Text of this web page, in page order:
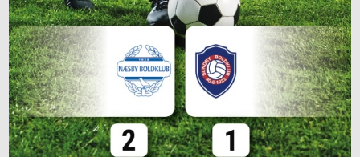
Navn
Jeg vil gerne modtage et nyhedsoverblik, samt
relevante tilbud og brugerfordele på mail. Det er altid
muligt at afmelde.
Privatlivspolitik.